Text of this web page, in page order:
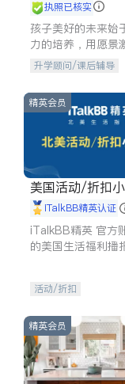
执照已核实
孩子美好的未来始
力的培养，用愿景
的学习潜力和动力
拥有成长型心态是
石。
升学顾问/课后辅导
精英会员
美国活动/折扣
iTalkBB精英认证
iTalkBB精英 官方
的美国生活福利播
专属福利。
活动/折扣
精英会员